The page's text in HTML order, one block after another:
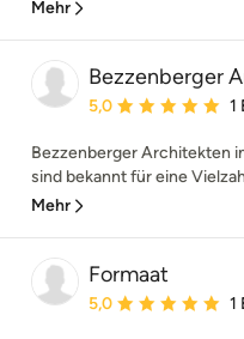
Mehr
Bezzenberger
Durchschnittliche
5,0 1
Bezzenberger Architekten
sind bekannt für eine
Mehr
Formaat
Durchschnittliche
5,0 1